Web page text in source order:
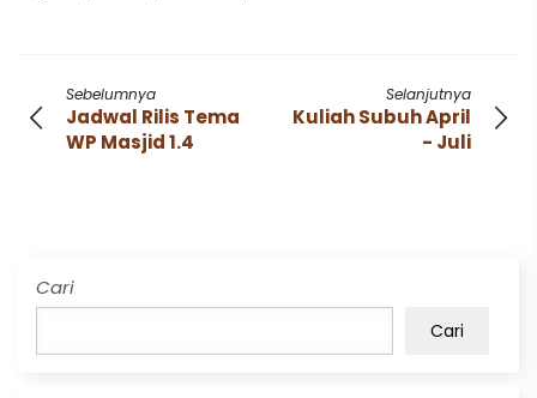
Sebelumnya
Jadwal Rilis Tema
WP Masjid 1.4
Selanjutnya
Kuliah Subuh April
- Juli
Cari
Cari